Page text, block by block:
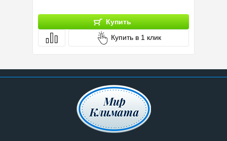
Купить
Купить в 1 клик